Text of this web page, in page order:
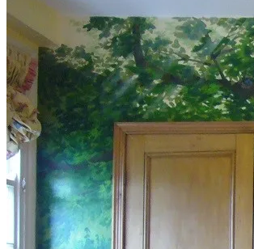
Гаражные Ворота
Дешёвая Домашняя
Безопасности
Paramount Получит
Трансляцию UFC В США